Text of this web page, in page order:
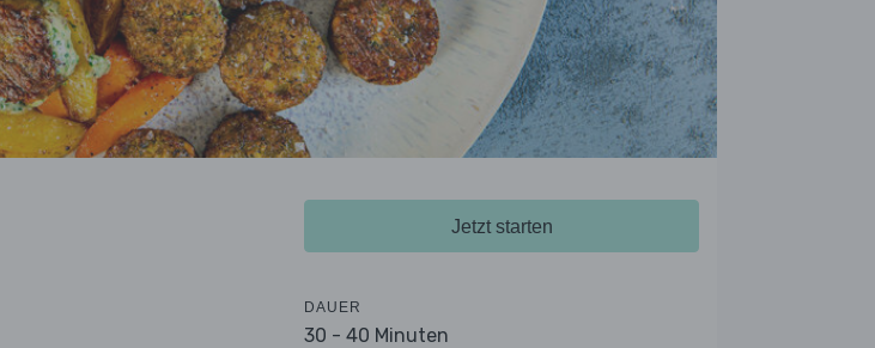
Jetzt starten
DAUER
30 - 40 Minuten